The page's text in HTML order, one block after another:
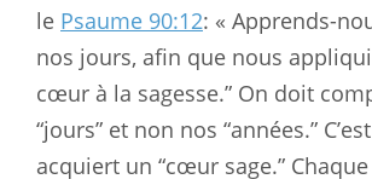
le Psaume 90:12: « Apprends-
nos jours, afin que nous
cœur à la sagesse.” On doit
“jours” et non nos “années.”
acquiert un “cœur sage.”